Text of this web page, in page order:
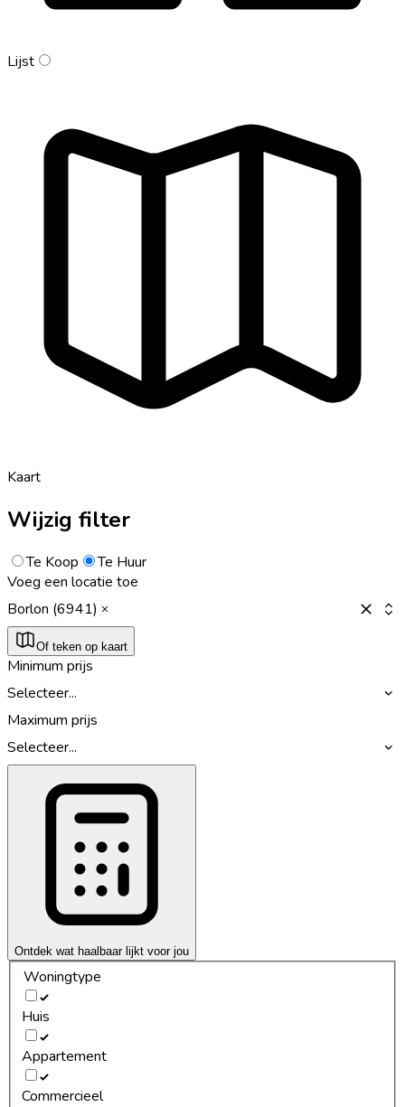
Lijst
Kaart
Wijzig filter
Te Koop
Te Huur
Voeg een locatie toe
Borlon (6941)
Of teken op kaart
Minimum prijs
Selecteer...
Maximum prijs
Selecteer...
Ontdek wat haalbaar lijkt voor jou
Woningtype
Huis
Appartement
Commercieel